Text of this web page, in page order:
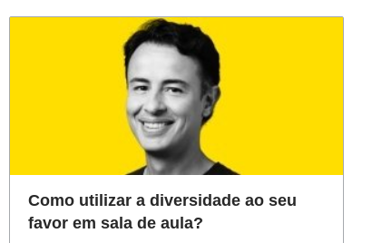
Como utilizar a diversidade ao seu
favor em sala de aula?